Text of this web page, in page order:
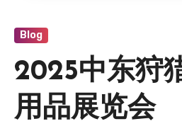
Blog
2025中东狩
用品展览会